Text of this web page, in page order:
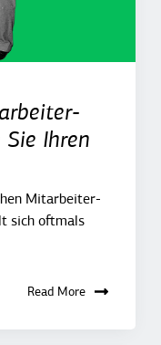
Sie Ihren
Mitarbeiter-
sich oftmals
Read More